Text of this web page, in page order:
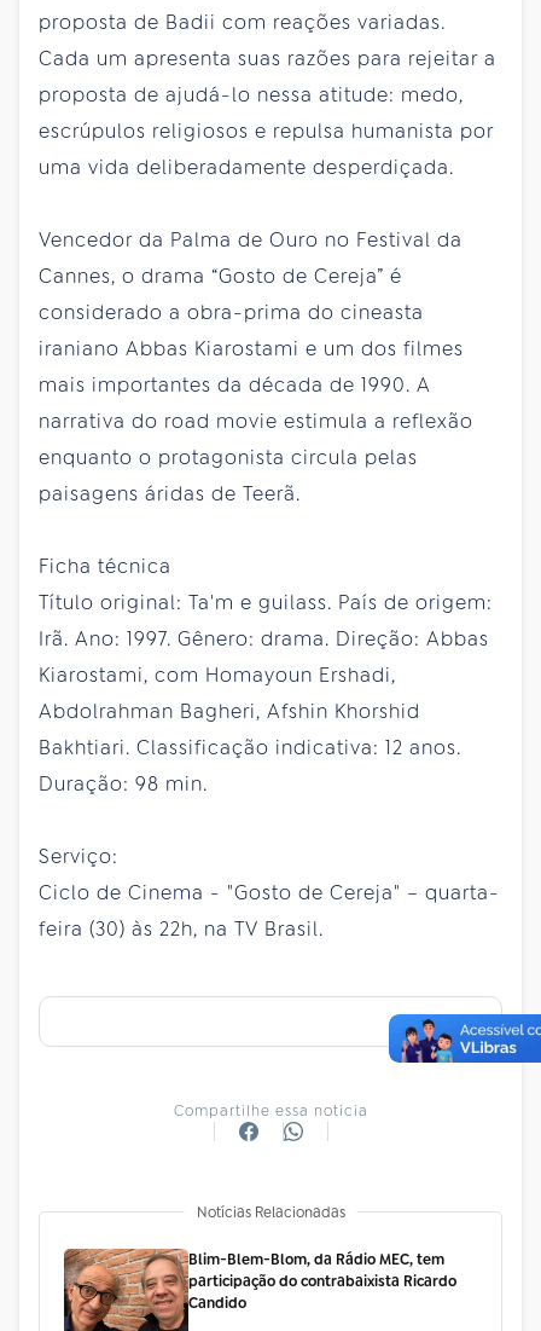
proposta de Badii com reações variadas.
Cada um apresenta suas razões para rejeitar a
proposta de ajudá-lo nessa atitude: medo,
escrúpulos religiosos e repulsa humanista por
uma vida deliberadamente desperdiçada.
Vencedor da Palma de Ouro no Festival da
Cannes, o drama “Gosto de Cereja” é
considerado a obra-prima do cineasta
iraniano Abbas Kiarostami e um dos filmes
mais importantes da década de 1990. A
narrativa do road movie estimula a reflexão
enquanto o protagonista circula pelas
paisagens áridas de Teerã.
Ficha técnica
Título original: Ta'm e guilass. País de origem:
Irã. Ano: 1997. Gênero: drama. Direção: Abbas
Kiarostami, com Homayoun Ershadi,
Abdolrahman Bagheri, Afshin Khorshid
Bakhtiari. Classificação indicativa: 12 anos.
Duração: 98 min.
Serviço:
Ciclo de Cinema - "Gosto de Cereja" – quarta-
feira (30) às 22h, na TV Brasil.
Compartilhe essa notícia
Notícias Relacionadas
Blim-Blem-Blom, da Rádio MEC, tem
participação do contrabaixista Ricardo
Candido